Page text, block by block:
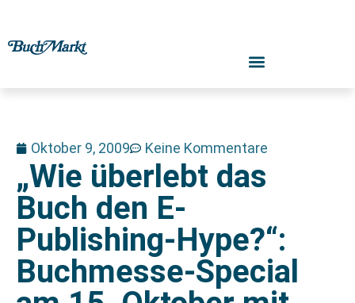
Oktober 9, 2009 Keine Kommentare
„Wie überlebt das
Buch den E-
Publishing-Hype?“:
Buchmesse-Special